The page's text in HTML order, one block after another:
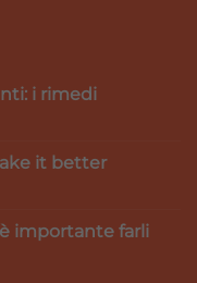
i rimedi
it better
è importante farli